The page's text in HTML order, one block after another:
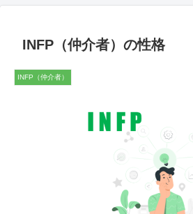
INFP（仲介者）の性格
INFP（仲介者）